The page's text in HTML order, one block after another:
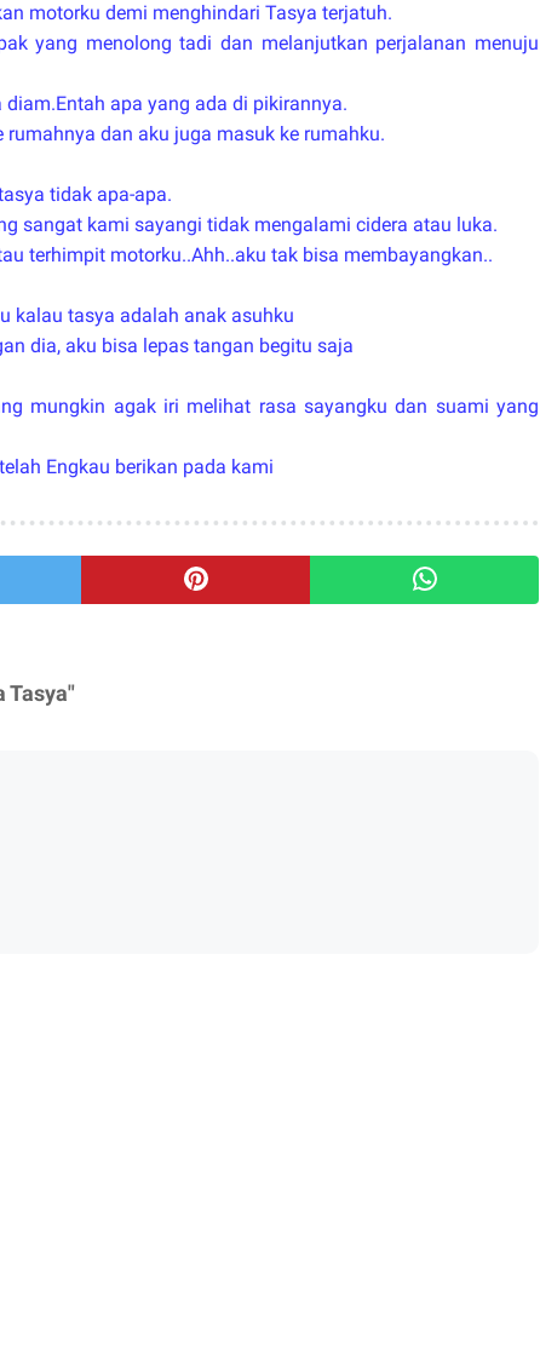
motorku demi menghindari Tasya terjatuh.
yang menolong tadi dan melanjutkan perjalanan menuju
apa yang ada di pikirannya.
dan aku juga masuk ke rumahku.
tidak apa-apa.
sangat kami sayangi tidak mengalami cidera atau luka.
terhimpit motorku..Ahh..aku tak bisa membayangkan..
kalau tasya adalah anak asuhku
dia, aku bisa lepas tangan begitu saja
mungkin agak iri melihat rasa sayangku dan suami yang
Engkau berikan pada kami
Tasya"